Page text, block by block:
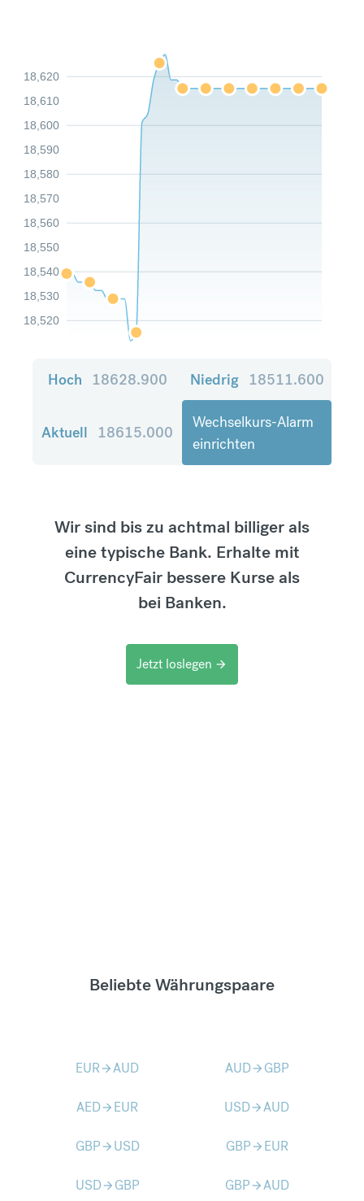
18,520
18,530
18,540
18,550
18,560
18,570
18,580
18,590
18,600
18,610
18,620
Hoch 18628.900 Niedrig 18511.600
Aktuell 18615.000
Wechselkurs-Alarm
einrichten
Wir sind bis zu achtmal billiger als
eine typische Bank. Erhalte mit
CurrencyFair bessere Kurse als
bei Banken.
Jetzt loslegen arrow_forward
Beliebte Währungspaare
EURarrow_forwardAUD AUDarrow_forward GBP
AEDarrow_forward EUR USDarrow_forwardAUD
GBParrow_forward USD GBParrow_forward EUR
USDarrow_forward GBP GBParrow_forwardAUD